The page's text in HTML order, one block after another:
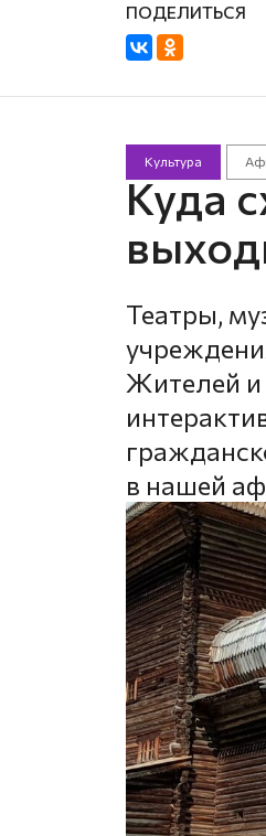
Культура
Куда
Театры,
Жителей и
в нашей